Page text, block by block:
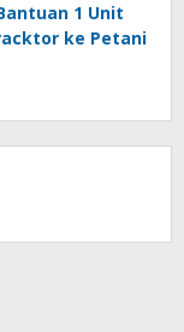
1 Unit
ke Petani